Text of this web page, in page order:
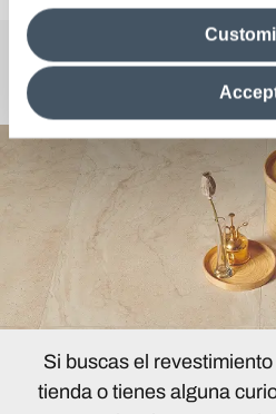
media analytics partners, who
information in their possession.
clicking on "Reject", it will be
the site after installing only
information see the
Cookie
¿Curiosidades
Si buscas el
tienda o tienes alguna